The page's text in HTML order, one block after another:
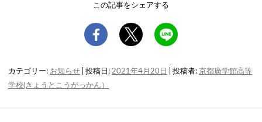
この記事をシェアする
カテゴリー: お知らせ | 投稿日: 2021年4月20日 投稿者: 京都廣学館高等
学校(きょうとこうがっかん）